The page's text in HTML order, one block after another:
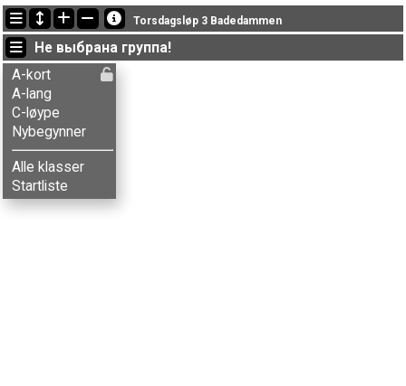
Последние обновления
22:40:22: Ole J. Bakken (Nybegynner) финишировал with status finished
18:56:06: Henrik L-Lund (A-lang) got new status: dns
18:29:43: Ove Bontveit (A-lang) финишировал с результатом 38:51 (15)
Torsdagsløp 3 Badedammen
Не выбрана группа!
A-kort
A-lang
C-løype
Nybegynner
Alle klasser
Startliste